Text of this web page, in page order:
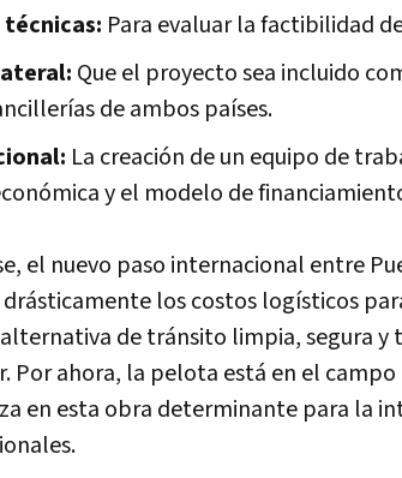
técnicas: Para evaluar la factibilidad
Que el proyecto sea incluido
de ambos países.
La creación de un equipo de
y el modelo de
el nuevo paso internacional entre
los costos logísticos
de tránsito limpia, segura y
Por ahora, la pelota está en el
en esta obra determinante para la